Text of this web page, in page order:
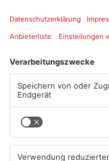
Fußball: Viktoria
Aschaffenburg verliert
gegen TSV-Aubstadt